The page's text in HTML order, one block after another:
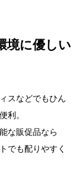
境に優しい
スなどでもひん
利。
な販促品なら
でも配りやすく